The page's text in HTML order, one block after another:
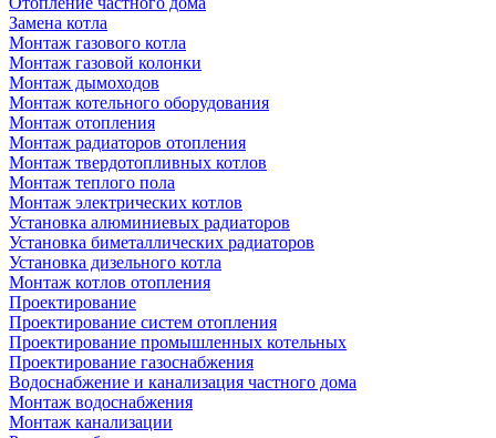
Замена котла
Монтаж газового котла
Монтаж газовой колонки
Монтаж дымоходов
Монтаж котельного оборудования
Монтаж отопления
Монтаж радиаторов отопления
Монтаж твердотопливных котлов
Монтаж теплого пола
Монтаж электрических котлов
Установка алюминиевых радиаторов
Установка биметаллических радиаторов
Установка дизельного котла
Монтаж котлов отопления
Проектирование
Проектирование систем отопления
Проектирование промышленных котельных
Проектирование газоснабжения
Водоснабжение и канализация частного дома
Монтаж водоснабжения
Монтаж канализации